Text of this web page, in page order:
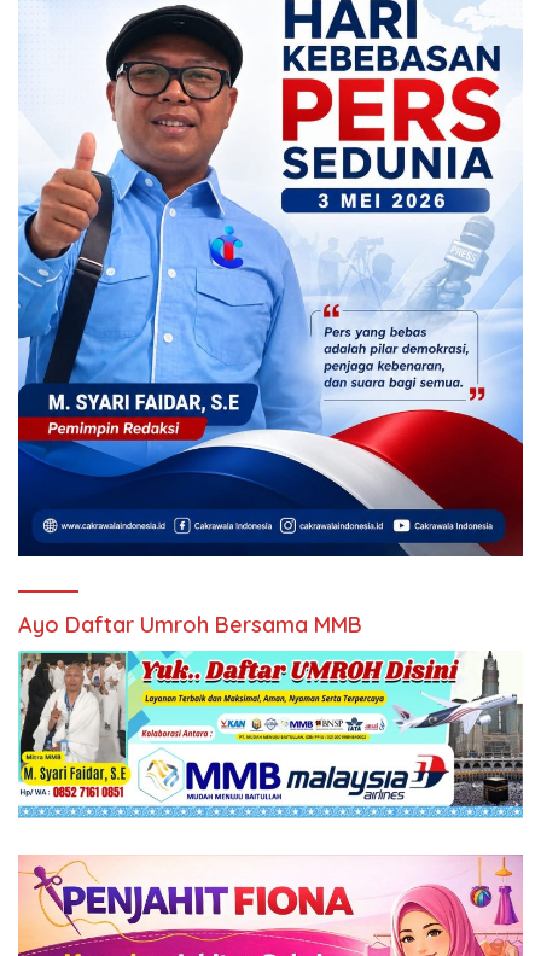
Ayo Daftar Umroh Bersama MMB